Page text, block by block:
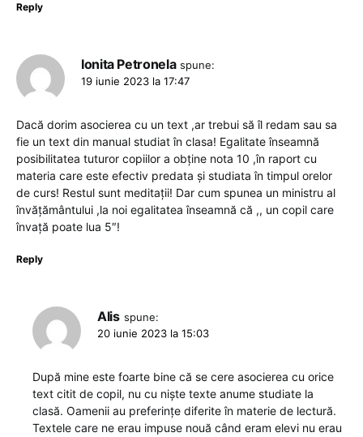
Reply
Ionita Petronela spune:
19 iunie 2023 la 17:47
Dacă dorim asocierea cu un text ,ar trebui să îl redam sau sa
fie un text din manual studiat în clasa! Egalitate înseamnă
posibilitatea tuturor copiilor a obține nota 10 ,în raport cu
materia care este efectiv predata și studiata în timpul orelor
de curs! Restul sunt meditații! Dar cum spunea un ministru al
învățământului ,la noi egalitatea înseamnă că ,, un copil care
învață poate lua 5″!
Reply
Alis spune:
20 iunie 2023 la 15:03
După mine este foarte bine că se cere asocierea cu orice
text citit de copil, nu cu niște texte anume studiate la
clasă. Oamenii au preferințe diferite în materie de lectură.
Textele care ne erau impuse nouă când eram elevi nu erau